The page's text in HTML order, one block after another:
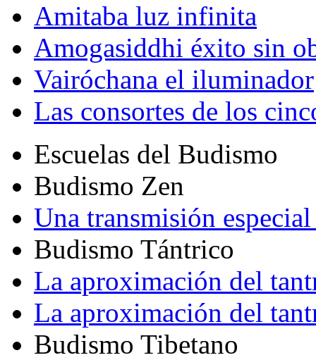
Amitaba luz infinita
Amogasiddhi éxito sin
Vairóchana el iluminador
Las consortes de los
Escuelas del Budismo
Budismo Zen
Una transmisión
Budismo Tántrico
La aproximación del
La aproximación del
Budismo Tibetano